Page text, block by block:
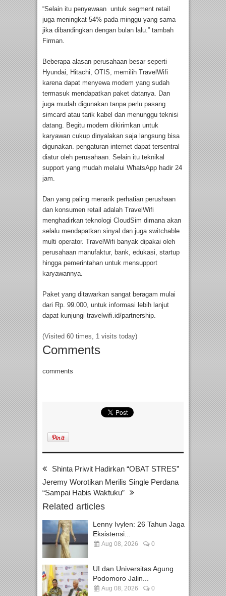
“Selain itu penyewaan untuk segment retail
juga meningkat 54% pada minggu yang sama
jika dibandingkan dengan bulan lalu.” tambah
Firman.
Beberapa alasan perusahaan besar seperti
Hyundai, Hitachi, OTIS, memilih TravelWifi
karena dapat menyewa modem yang sudah
termasuk mendapatkan paket datanya. Dan
juga mudah digunakan tanpa perlu pasang
simcard atau tarik kabel dan menunggu teknisi
datang. Begitu modem dikirimkan untuk
karyawan cukup dinyalakan saja langsung bisa
digunakan. pengaturan internet dapat tersentral
diatur oleh perusahaan. Selain itu teknikal
support yang mudah melalui WhatsApp hadir 24
jam.
Dan yang paling menarik perhatian perushaan
dan konsumen retail adalah TravelWifi
menghadirkan teknologi CloudSim dimana akan
selalu mendapatkan sinyal dan juga switchable
multi operator. TravelWifi banyak dipakai oleh
perusahaan manufaktur, bank, edukasi, startup
hingga pemerintahan untuk mensupport
karyawannya.
Paket yang ditawarkan sangat beragam mulai
dari Rp. 99.000, untuk informasi lebih lanjut
dapat kunjungi travelwifi.id/partnership.
(Visited 60 times, 1 visits today)
Comments
comments
Shinta Priwit Hadirkan “OBAT STRES”
Jeremy Worotikan Merilis Single Perdana
“Sampai Habis Waktuku”
Related articles
Lenny Ivylen: 26 Tahun Jaga
Eksistensi...
Aug 08, 2026 0
UI dan Universitas Agung
Podomoro Jalin...
Aug 08, 2026 0